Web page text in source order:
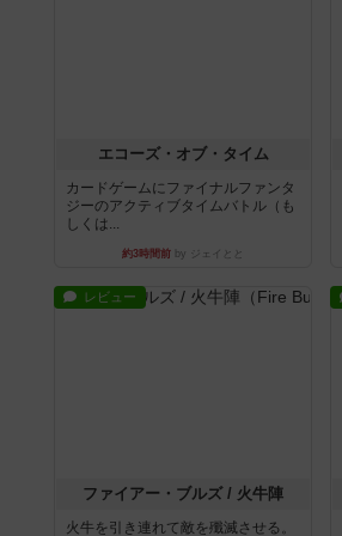
エコーズ・オブ・タイム
カードゲームにファイナルファンタ
ジーのアクティブタイムバトル（も
しくは...
約3時間前 by ジェイとと
レビュー
ファイアー・ブルズ / 火牛陣
火牛を引き連れて敵を殲滅させる。